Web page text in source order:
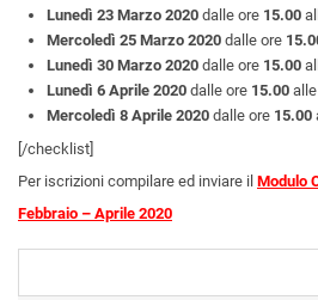
Lunedì 23 Marzo 2020 dalle ore 15.00
Mercoledì 25 Marzo 2020 dalle ore
Lunedì 30 Marzo 2020 dalle ore 15.00
Lunedì 6 Aprile 2020 dalle ore 15.00
Mercoledì 8 Aprile 2020 dalle ore 15.00
[/checklist]
Per iscrizioni compilare ed inviare il Modulo
Febbraio – Aprile 2020